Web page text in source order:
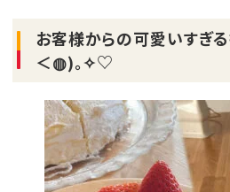
お客様からの可愛いす
＜◍)。✧♡